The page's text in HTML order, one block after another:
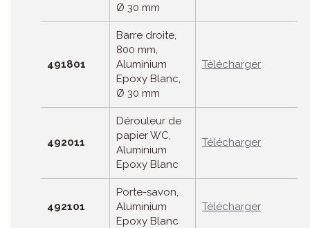
Ø 30 mm
491801
Barre droite,
800 mm,
Aluminium
Epoxy Blanc,
Ø 30 mm
Télécharger
492011
Dérouleur de
papier WC,
Aluminium
Epoxy Blanc
Télécharger
492101
Porte-savon,
Aluminium
Epoxy Blanc
Télécharger